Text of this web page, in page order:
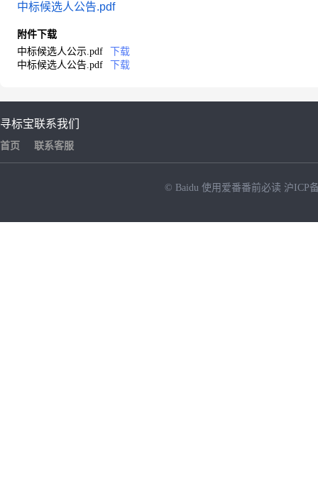
中标候选人公告.pdf
附件下载
中标候选人公示.pdf
下载
中标候选人公告.pdf
下载
寻标宝
首页
联系我们
联系客服
© Baidu 使用爱番番前必读 沪ICP